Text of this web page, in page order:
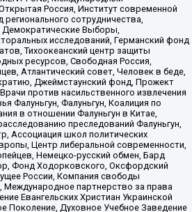
Россия, Институт современной
сотрудничества,
Выборы,
исследований, Германский фонд
Тихоокеанский центр защиты
ресурсов, Свободная Россия,
Атлантический совет, Человек в беде,
Джеймстаунский фонд, Прожект
против насильственного извлечения
Фалуньгун, Фалуньгун, Коалиция по
в отношении Фалуньгун в Китае,
преследований Фалуньгун,
Ассоциация школ политических
Центр либеральной современности,
Немецко-русский обмен, Бард
Фонд Ходорковского, Оксфордский
России, Компания свободы
партнерство за права
Евангельских Христиан Украинской
Поколение, Духовное Учебное Заведение